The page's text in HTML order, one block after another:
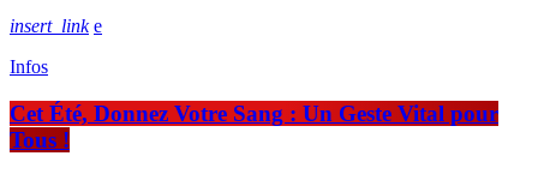
insert_link
Infos
Cet Été, Donnez Votre Sang : Un Geste Vital pour
Tous !